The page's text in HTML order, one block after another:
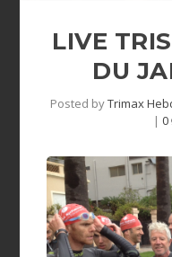
LIVE
DU
Posted byTrimax
| 0